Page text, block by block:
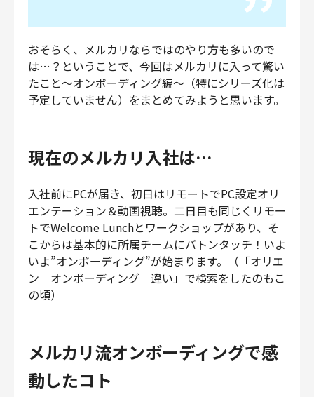
おそらく、メルカリならではのやり方も多いので
は…？ということで、今回はメルカリに入って驚い
たこと〜オンボーディング編〜（特にシリーズ化は
予定していません）をまとめてみようと思います。
現在のメルカリ入社は…
入社前にPCが届き、初日はリモートでPC設定オリ
エンテーション＆動画視聴。二日目も同じくリモー
トでWelcome Lunchとワークショップがあり、そ
こからは基本的に所属チームにバトンタッチ！いよ
いよ”オンボーディング”が始まります。（「オリエ
ン オンボーディング 違い」で検索をしたのもこ
の頃）
メルカリ流オンボーディングで感
動したコト